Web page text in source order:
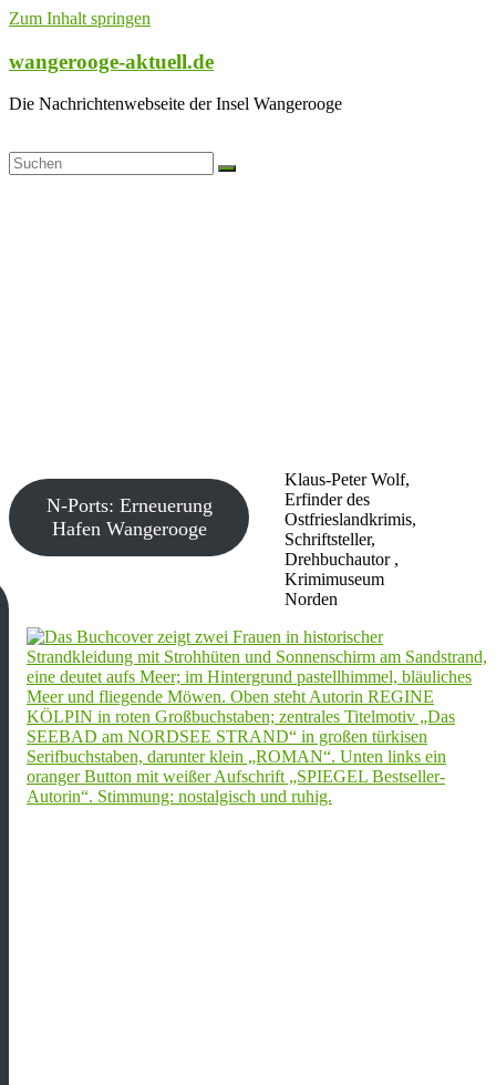
Zum Inhalt springen
wangerooge-aktuell.de
Die Nachrichtenwebseite der Insel Wangerooge
Klaus-Peter Wolf,
Erfinder des
Ostfrieslandkrimis,
Schriftsteller,
Drehbuchautor ,
Krimimuseum
Norden
N-Ports: Erneuerung
Hafen Wangerooge